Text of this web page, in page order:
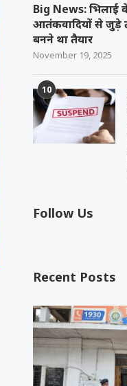
Big News: भिलाई
आतंकवादियों से जुड़े
बनने था तैयार
November 19, 2025
10
Follow Us
Recent Posts